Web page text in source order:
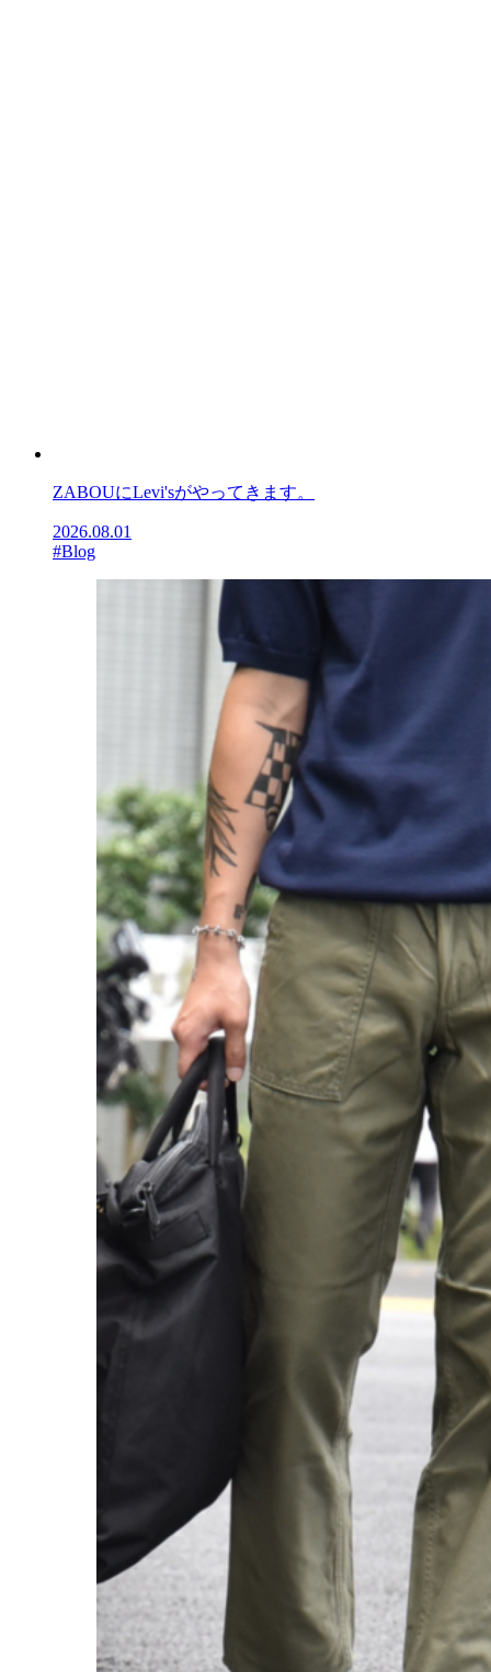
ZABOUにLevi'sがやってきます。
2026.08.01
#Blog